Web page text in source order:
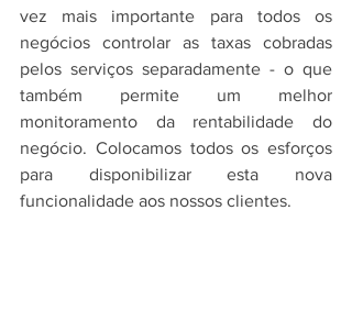
vez mais importante para todos os
negócios controlar as taxas cobradas
pelos serviços separadamente - o que
também permite um melhor
monitoramento da rentabilidade do
negócio. Colocamos todos os esforços
para disponibilizar esta nova
funcionalidade aos nossos clientes.